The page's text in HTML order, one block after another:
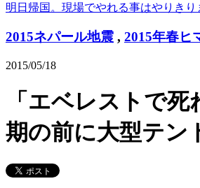
明日帰国。現場でやれる事はやりきり
2015ネパール地震 , 2015年春ヒ
2015/05/18
「エベレストで
期の前に大型テン